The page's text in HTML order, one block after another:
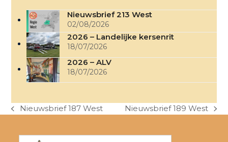
Nieuwsbrief 213 West
02/08/2026
2026 – Landelijke kersenrit
18/07/2026
2026 – ALV
18/07/2026
previous
Nieuwsbrief 187 West
next
Nieuwsbrief 189 West